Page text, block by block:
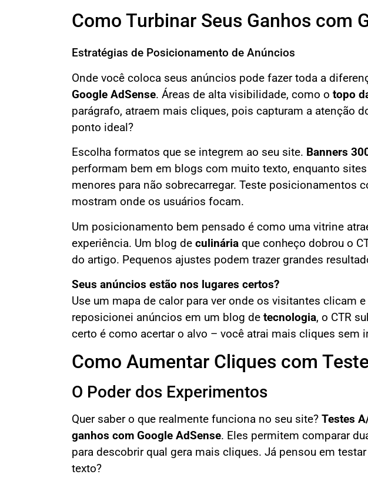
Como Turbinar Seus Ganhos com
Estratégias de Posicionamento de Anúncios
Onde você coloca seus anúncios pode fazer toda a
Google AdSense. Áreas de alta visibilidade, como o topo
parágrafo, atraem mais cliques, pois capturam a atenção
ponto ideal?
Escolha formatos que se integrem ao seu site. Banners
performam bem em blogs com muito texto, enquanto
menores para não sobrecarregar. Teste posicionamentos
mostram onde os usuários focam.
Um posicionamento bem pensado é como uma vitrine
experiência. Um blog de culinária que conheço dobrou o
do artigo. Pequenos ajustes podem trazer grandes
Seus anúncios estão nos lugares certos?
Use um mapa de calor para ver onde os visitantes clicam
reposicionei anúncios em um blog de tecnologia, o CTR
certo é como acertar o alvo – você atrai mais cliques sem
Como Aumentar Cliques com
O Poder dos Experimentos
Quer saber o que realmente funciona no seu site? Testes
ganhos com Google AdSense. Eles permitem comparar
para descobrir qual gera mais cliques. Já pensou em
texto?